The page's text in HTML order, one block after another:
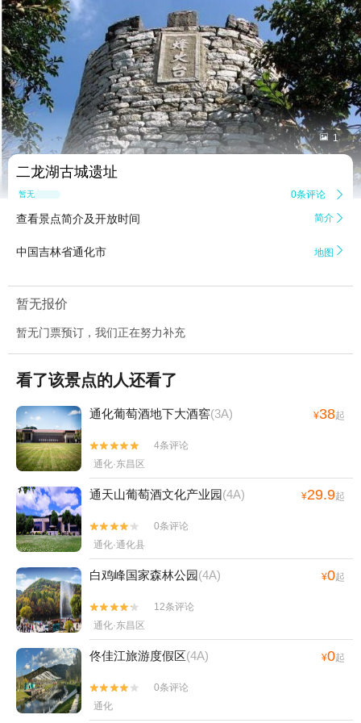
 1
二龙湖古城遗址
暂无点评 0条评论 
查看景点简介及开放时间 简介 
中国吉林省通化市 地图 
暂无报价
暂无门票预订，我们正在努力补充
看了该景点的人还看了
通化葡萄酒地下大酒窖(3A) ¥38起


4条评论
通化·东昌区
通天山葡萄酒文化产业园(4A) ¥29.9起


0条评论
通化·通化县
白鸡峰国家森林公园(4A) ¥0起


12条评论
通化·东昌区
佟佳江旅游度假区(4A) ¥0起


0条评论
通化
